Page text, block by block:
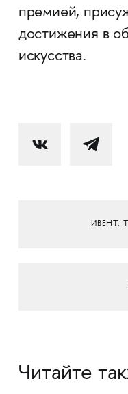
премией,
достижения в
искусства.
ИВЕНТ.
Читайте